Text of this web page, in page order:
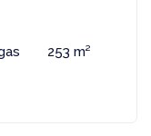
253 m²